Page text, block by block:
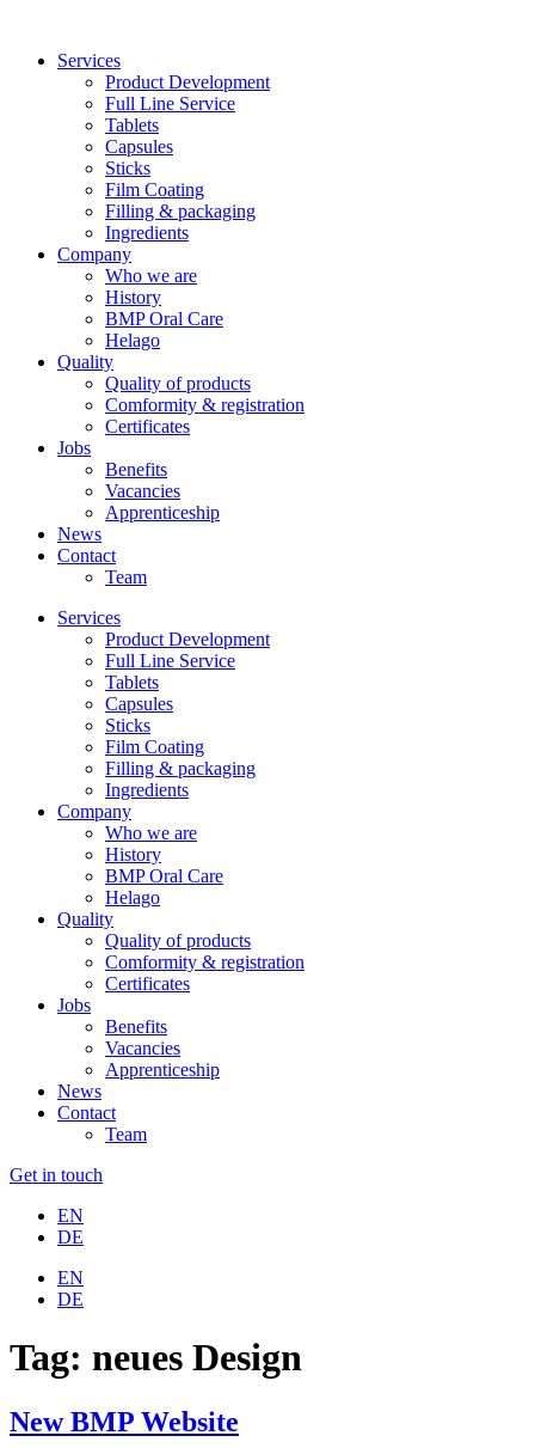
springenServices
Product Development
Full Line Service
Tablets
Capsules
Sticks
Film Coating
Filling & packaging
Ingredients
Company
Who we are
History
BMP Oral Care
Helago
Quality
Quality of products
Comformity & registration
Certificates
Jobs
Benefits
Vacancies
Apprenticeship
News
Contact
Team
Services
Product Development
Full Line Service
Tablets
Capsules
Sticks
Film Coating
Filling & packaging
Ingredients
Company
Who we are
History
BMP Oral Care
Helago
Quality
Quality of products
Comformity & registration
Certificates
Jobs
Benefits
Vacancies
Apprenticeship
News
Contact
Team
Get in touch
EN
DE
EN
DE
Tag: neues Design
New BMP Website